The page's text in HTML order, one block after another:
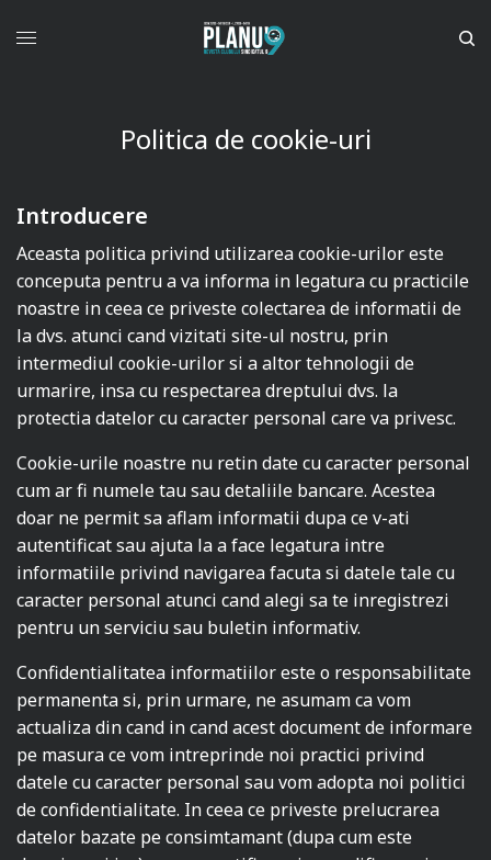
Politica de cookie-uri
Introducere
Aceasta politica privind utilizarea cookie-urilor este
conceputa pentru a va informa in legatura cu practicile
noastre in ceea ce priveste colectarea de informatii de
la dvs. atunci cand vizitati site-ul nostru, prin
intermediul cookie-urilor si a altor tehnologii de
urmarire, insa cu respectarea dreptului dvs. la
protectia datelor cu caracter personal care va privesc.
Cookie-urile noastre nu retin date cu caracter personal
cum ar fi numele tau sau detaliile bancare. Acestea
doar ne permit sa aflam informatii dupa ce v-ati
autentificat sau ajuta la a face legatura intre
informatiile privind navigarea facuta si datele tale cu
caracter personal atunci cand alegi sa te inregistrezi
pentru un serviciu sau buletin informativ.
Confidentialitatea informatiilor este o responsabilitate
permanenta si, prin urmare, ne asumam ca vom
actualiza din cand in cand acest document de informare
pe masura ce vom intreprinde noi practici privind
datele cu caracter personal sau vom adopta noi politici
de confidentialitate. In ceea ce priveste prelucrarea
datelor bazate pe consimtamant (dupa cum este